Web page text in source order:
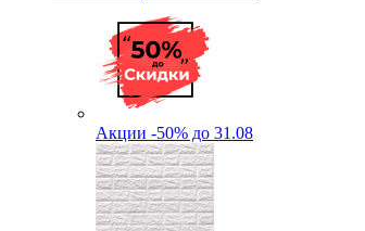
Акции -50% до 31.08